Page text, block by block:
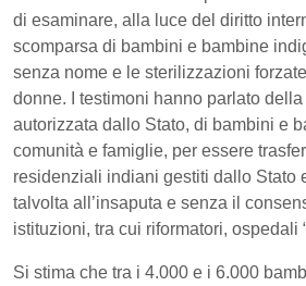
di esaminare, alla luce del diritto
scomparsa di bambini e bambine
senza nome e le sterilizzazioni
donne. I testimoni hanno parlato
autorizzata dallo Stato, di bambini e
comunità e famiglie, per essere
residenziali indiani gestiti dallo Stato
talvolta all’insaputa e senza il
istituzioni, tra cui riformatori, ospedali
Si stima che tra i 4.000 e i 6.000